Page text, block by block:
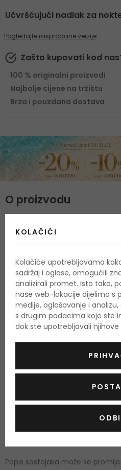
Učvršćujući nadlak za
Pogledajte rasprodane verzije
Zašto kupovati kod
100 % originalni proizvodi
Najbolje cijene na tržištu
Brza i pouzdana dostava
O proizvodu
pruža nježan izgled i sjaj. Brzo
lakova za nokte.
Upotreba
Nanesite jedan sloj premaza na
Količina: 13,3 ml
Popis sastojaka može se
KOLAČIĆI
Kolačiće upotrebljavamo
sadržaj i oglase, omogućili
analizirali promet. Isto tako,
naše web-lokacije dijelimo s
medije, oglašavanje i
s drugim podacima koje ste
dok ste upotrebljavali njihove